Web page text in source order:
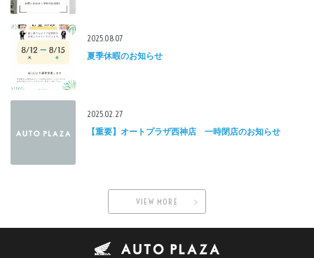
2025.08.07
夏季休暇のお知らせ
2025.02.27
【重要】オートプラザ西神店 一時閉店のお知らせ
VIEW MORE